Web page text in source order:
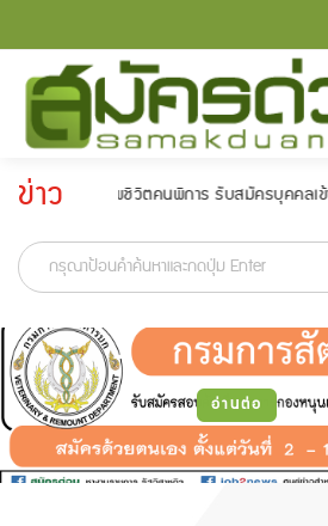
ข่าว
ประกาศ
คุณภาพชีวิตคนพิการ รับสมัครบุคคลเข้ารับรา
-
อ่านต่อ